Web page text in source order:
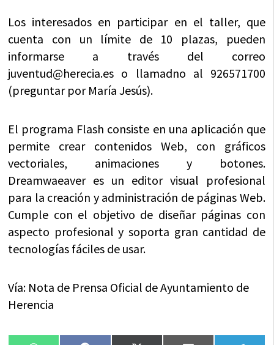
Los interesados en participar en el taller, que
cuenta con un límite de 10 plazas, pueden
informarse a través del correo
juventud@herecia.es o llamadno al 926571700
(preguntar por María Jesús).
El programa Flash consiste en una aplicación que
permite crear contenidos Web, con gráficos
vectoriales, animaciones y botones.
Dreamwaeaver es un editor visual profesional
para la creación y administración de páginas Web.
Cumple con el objetivo de diseñar páginas con
aspecto profesional y soporta gran cantidad de
tecnologías fáciles de usar.
Vía: Nota de Prensa Oficial de Ayuntamiento de
Herencia